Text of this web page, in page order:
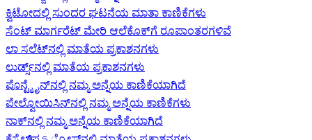
ಕ್ವಿಟೋದಲ್ಲಿ ಸುಂದರ ಘಟನೆಯ ಮಾತಾ ಕಾಣಿಕೆಗಳು
ಸೆಂಟ್ ಮಾರ್ಗರೆಟ್ ಮೇರಿ ಆಲೆಕೊಕ್‌ಗೆ ರೂಪಾಂತರಗಳಿವೆ
ಲಾ ಸಲೆಟ್‌ನಲ್ಲಿ ಮಾತೆಯ ಪ್ರಕಾಶನಗಳು
ಲುರ್ಡ್ಸ್‌ನಲ್ಲಿ ಮಾತೆಯ ಪ್ರಕಾಶನಗಳು
ಪೊನ್ಟ್ಮೈನ್‌ನಲ್ಲಿ ನಮ್ಮ ಅನ್ನೆಯ ಕಾಣಿಕೆಯಾಗಿದೆ
ಪೇಲ್ವೋಯಿಸಿನ್‌ನಲ್ಲಿ ನಮ್ಮ ಅನ್ನೆಯ ಕಾಣಿಕೆಗಳು
ನಾಕ್‌ನಲ್ಲಿ ನಮ್ಮ ಅನ್ನೆಯ ಕಾಣಿಕೆಯಾಗಿದೆ